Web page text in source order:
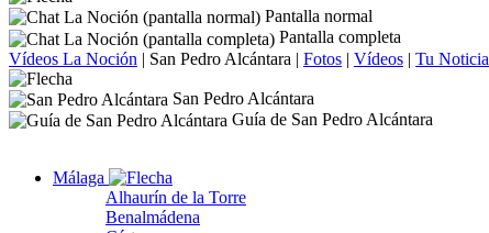
Pantalla normal
Pantalla completa
Vídeos La Noción | San Pedro Alcántara | Fotos | Vídeos | Tu Noticia
San Pedro Alcántara
Guía de San Pedro Alcántara
Málaga
Alhaurín de la Torre
Benalmádena